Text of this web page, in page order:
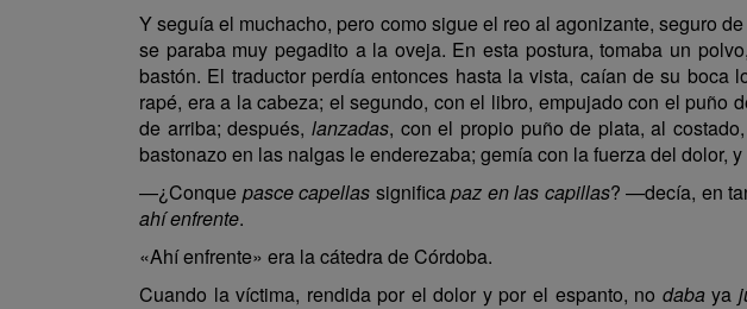
Y seguía el muchacho, pero como sigue el reo al agonizante, seguro
se paraba muy pegadito a la oveja. En esta postura, tomaba un
bastón. El traductor perdía entonces hasta la vista, caían de su
rapé, era a la cabeza; el segundo, con el libro, empujado con el
de arriba; después, lanzadas, con el propio puño de plata, al
bastonazo en las nalgas le enderezaba; gemía con la fuerza del dolor,
—¿Conque pasce capellas significapaz en las capillas? —decía, en
ahí enfrente.
«Ahí enfrente» era la cátedra de Córdoba.
Cuando la víctima, rendida por el dolor y por el espanto, no daba ya